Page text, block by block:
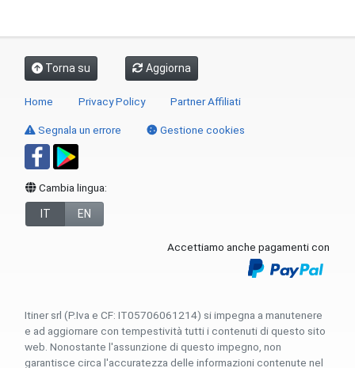
Torna su Aggiorna
Home Privacy Policy Partner Affiliati
Segnala un errore Gestione cookies
Cambia lingua:
IT EN
Accettiamo anche pagamenti con
Itiner srl (P.Iva e CF: IT05706061214) si impegna a manutenere
e ad aggiornare con tempestività tutti i contenuti di questo sito
web. Nonostante l'assunzione di questo impegno, non
garantisce circa l'accuratezza delle informazioni contenute nel